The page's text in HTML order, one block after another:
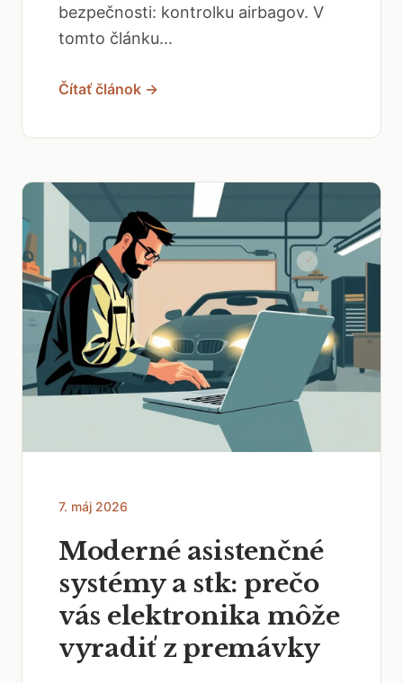
bezpečnosti: kontrolku airbagov. V
tomto článku...
Čítať článok →
7. máj 2026
Moderné asistenčné
systémy a stk: prečo
vás elektronika môže
vyradiť z premávky